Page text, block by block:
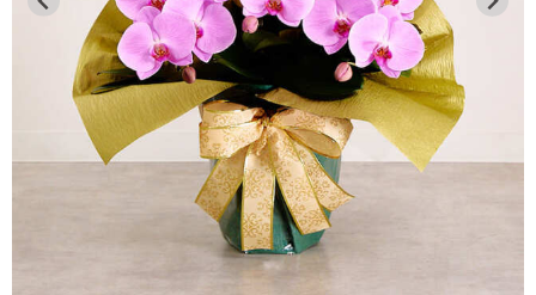
2026年7月13日
●通常商品（胡蝶蘭の鉢物等）
8月12日 お昼12：00迄
→ 8月13～16日を含む全ての日時指定が可能です。